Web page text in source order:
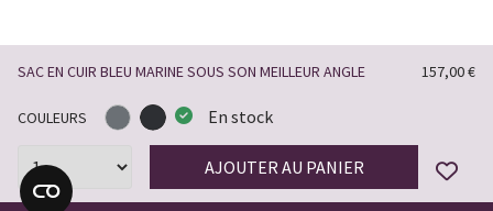
SAC EN CUIR BLEU MARINE SOUS SON MEILLEUR ANGLE 157,00 €
COULEURS En stock